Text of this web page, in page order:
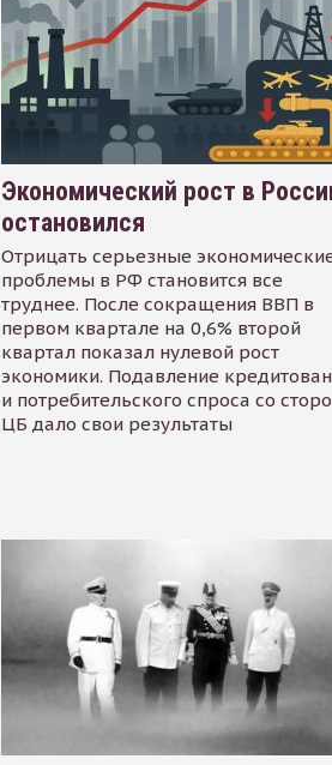
Экономический рост в
остановился
Отрицать серьезные
проблемы в РФ становится все
труднее. После сокращения ВВП в
первом квартале на 0,6% второй
квартал показал нулевой рост
экономики. Подавление
и потребительского спроса со
ЦБ дало свои результаты